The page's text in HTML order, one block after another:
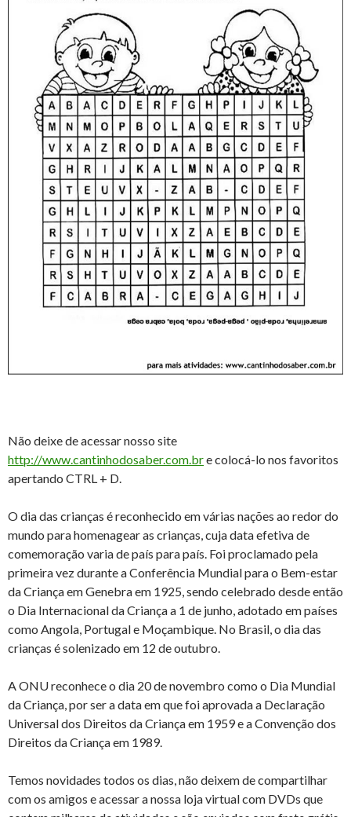
Não deixe de acessar nosso site
http://www.cantinhodosaber.com.bre colocá-lo nos favoritos
apertando CTRL + D.
O dia das crianças é reconhecido em várias nações ao redor do
mundo para homenagear as crianças, cuja data efetiva de
comemoração varia de país para país. Foi proclamado pela
primeira vez durante a Conferência Mundial para o Bem-estar
da Criança em Genebra em 1925, sendo celebrado desde então
o Dia Internacional da Criança a 1 de junho, adotado em países
como Angola, Portugal e Moçambique. No Brasil, o dia das
crianças é solenizado em 12 de outubro.
A ONU reconhece o dia 20 de novembro como o Dia Mundial
da Criança, por ser a data em que foi aprovada a Declaração
Universal dos Direitos da Criança em 1959 e a Convenção dos
Direitos da Criança em 1989.
Temos novidades todos os dias, não deixem de compartilhar
com os amigos e acessar a nossa loja virtual com DVDs que